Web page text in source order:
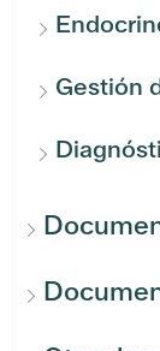
Gestión